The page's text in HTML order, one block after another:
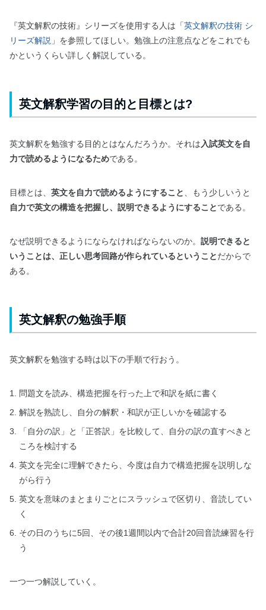
『英文解釈の技術』シリーズを使用する人は「英文解釈の技術 シ
リーズ解説 」を参照してほしい。勉強上の注意点などをこれでも
かというくらい詳しく解説している。
英文解釈学習の目的と目標とは?
英文解釈を勉強する目的とはなんだろうか。それは 入試英文を自
力で読めるようになるためである。
目標とは、 英文を自力で読めるようにすること
、もう少しいうと
自力で英文の構造を把握し、説明できるようにすることである。
なぜ説明できるようにならなければならないのか。 説明できると
いうことは、正しい思考回路が作られているということだからで
ある。
英文解釈の勉強手順
英文解釈を勉強する時は以下の手順で行おう。
問題文を読み、構造把握を行った上で和訳を紙に書く
解説を熟読し、自分の解釈・和訳が正しいかを確認する
「自分の訳」と「正答訳」を比較して、自分の訳の直すべきと
ころを検討する
英文を完全に理解できたら、今度は自力で構造把握を説明しな
がら行う
英文を意味のまとまりごとにスラッシュで区切り、音読してい
く
その日のうちに5回、その後1週間以内で合計20回音読練習を行
う
一つ一つ解説していく。